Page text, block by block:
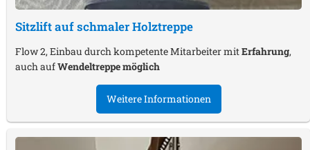
Sitzlift auf schmaler Holztreppe
Flow 2, Einbau durch kompetente Mitarbeiter mitErfahrung,
auch aufWendeltreppe möglich
Weitere Informationen